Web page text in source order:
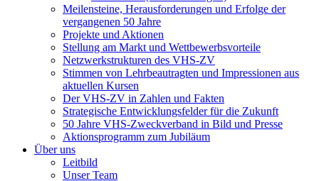
Meilensteine, Herausforderungen und Erfolge der
vergangenen 50 Jahre
Projekte und Aktionen
Stellung am Markt und Wettbewerbsvorteile
Netzwerkstrukturen des VHS-ZV
Stimmen von Lehrbeautragten und Impressionen aus
aktuellen Kursen
Der VHS-ZV in Zahlen und Fakten
Strategische Entwicklungsfelder für die Zukunft
50 Jahre VHS-Zweckverband in Bild und Presse
Aktionsprogramm zum Jubiläum
Über uns
Leitbild
Unser Team